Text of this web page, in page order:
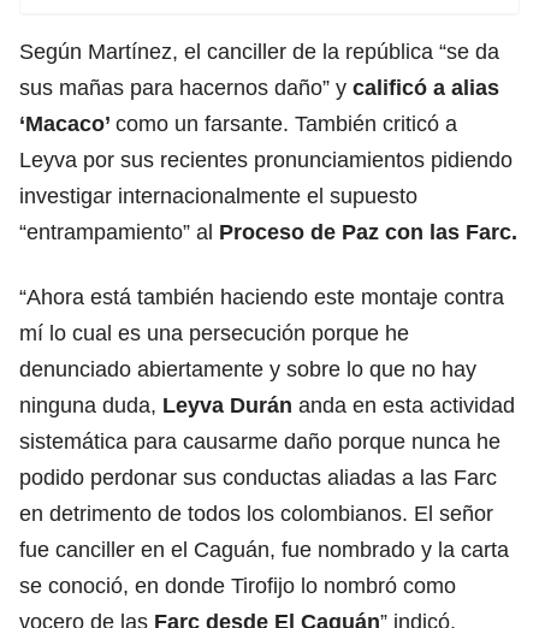
Según Martínez, el canciller de la república “se da
sus mañas para hacernos daño” y calificó a alias
‘Macaco’ como un farsante. También criticó a
Leyva por sus recientes pronunciamientos pidiendo
investigar internacionalmente el supuesto
“entrampamiento” al Proceso de Paz con las Farc.
“Ahora está también haciendo este montaje contra
mí lo cual es una persecución porque he
denunciado abiertamente y sobre lo que no hay
ninguna duda, Leyva Durán anda en esta actividad
sistemática para causarme daño porque nunca he
podido perdonar sus conductas aliadas a las Farc
en detrimento de todos los colombianos. El señor
fue canciller en el Caguán, fue nombrado y la carta
se conoció, en donde Tirofijo lo nombró como
vocero de las Farc desde El Caguán” indicó.